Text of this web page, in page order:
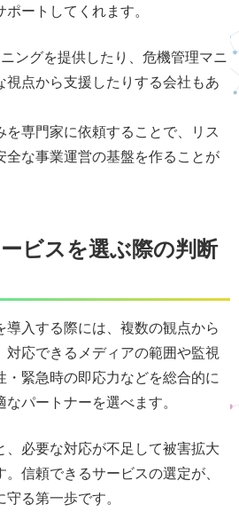
ートしてくれます。
ングを提供したり、危機管理マニ
視点から支援したりする会社もあ
を専門家に依頼することで、リス
全な事業運営の基盤を作ることが
ビスを選ぶ際の判断
導入する際には、複数の観点から
対応できるメディアの範囲や監視
・緊急時の即応力などを総合的に
パートナーを選べます。
、必要な対応が不足して被害拡大
信頼できるサービスの選定が、
る第一歩です。